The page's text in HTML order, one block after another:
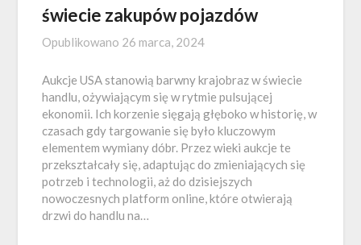
świecie zakupów pojazdów
Opublikowano 26 marca, 2024
Aukcje USA stanowią barwny krajobraz w świecie
handlu, ożywiającym się w rytmie pulsującej
ekonomii. Ich korzenie sięgają głęboko w historię, w
czasach gdy targowanie się było kluczowym
elementem wymiany dóbr. Przez wieki aukcje te
przekształcały się, adaptując do zmieniających się
potrzeb i technologii, aż do dzisiejszych
nowoczesnych platform online, które otwierają
drzwi do handlu na…